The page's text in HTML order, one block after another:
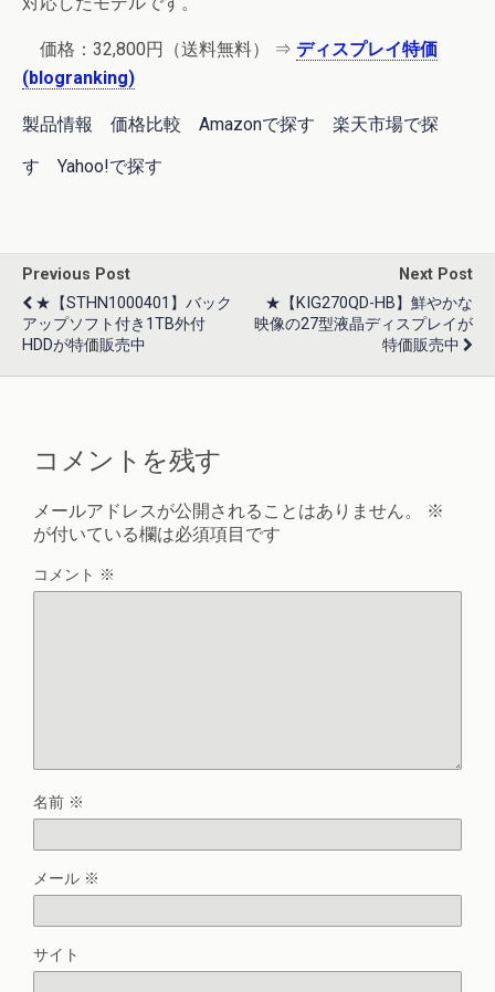
価格： 32,800円 （送料無料） ⇒ ディスプレイ特価
(blogranking)
製品情報 価格比較 Amazonで探す
楽天市場で探
す
Yahoo!で探す
Previous Post
★【STHN1000401】バック
アップソフト付き1TB外付
HDDが特価販売中
Next Post
★【KIG270QD-HB】鮮やかな
映像の27型液晶ディスプレイが
特価販売中
コメントを残す
メールアドレスが公開されることはありません。
※
が付いている欄は必須項目です
コメント ※
名前 ※
メール ※
サイト